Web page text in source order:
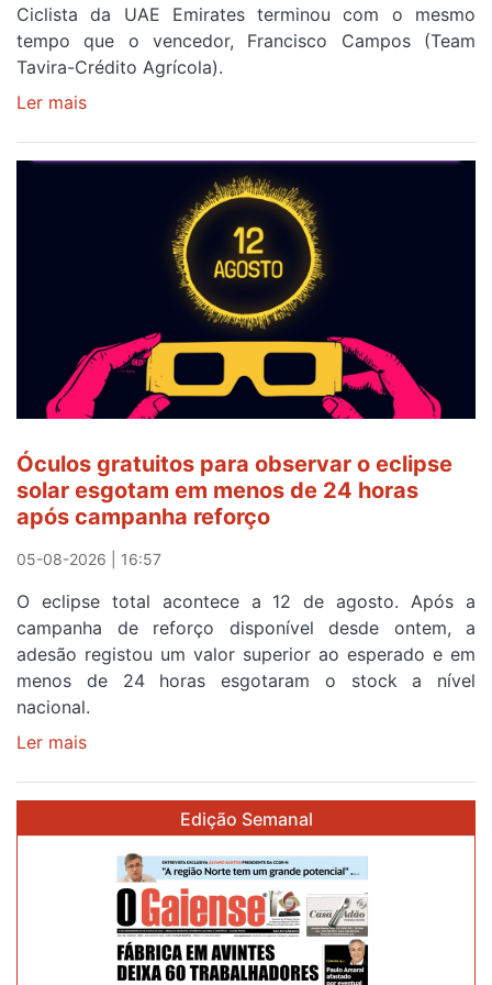
Ciclista da UAE Emirates terminou com o mesmo
tempo que o vencedor, Francisco Campos (Team
Tavira-Crédito Agrícola).
Ler mais
ser
o
quarto
a
a
meta
em
Sintra
primeira
etapa
da
87ª
Volta
Óculos gratuitos para observar o eclipse
solar esgotam em menos de 24 horas
após campanha reforço
05-08-2026 | 16:57
O eclipse total acontece a 12 de agosto. Após a
campanha de reforço disponível desde ontem, a
adesão registou um valor superior ao esperado e em
menos de 24 horas esgotaram o stock a nível
nacional.
Ler mais
eclipse
solar
esgotam
Edição Semanal